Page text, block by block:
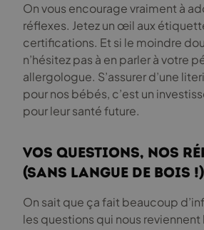
On vous encourage vraiment à
réflexes. Jetez un œil aux
certifications. Et si le moindre
n’hésitez pas à en parler à votre
allergologue. S’assurer d’une
pour nos bébés, c’est un
pour leur santé future.
Vos questions, nos
(sans langue de bois !)
On sait que ça fait beaucoup
les questions qui nous reviennent